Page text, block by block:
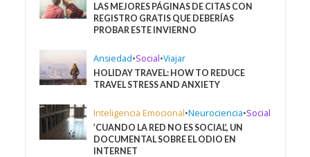
LAS MEJORES PÁGINAS DE CITAS CON
REGISTRO GRATIS QUE DEBERÍAS
PROBAR ESTE INVIERNO
Ansiedad•Social•Viajar
HOLIDAY TRAVEL: HOW TO REDUCE
TRAVEL STRESS AND ANXIETY
Inteligencia Emocional•Neurociencia•Social
’CUANDO LA RED NO ES SOCIAL’, UN
DOCUMENTAL SOBRE EL ODIO EN
INTERNET